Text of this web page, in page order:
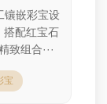
镶嵌彩宝设
搭配红宝石
致组合···
宝